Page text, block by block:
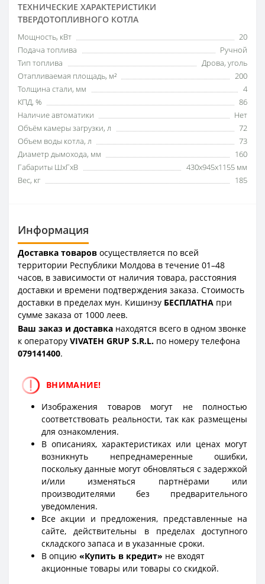
ТЕХНИЧЕСКИЕ ХАРАКТЕРИСТИКИ
ТВЕРДОТОПЛИВНОГО КОТЛА
Мощность, кВт
20
Подача топлива
Ручной
Тип топлива
Дрова, уголь
Отапливаемая площадь, м²
200
Толщина стали, мм
4
КПД, %
86
Наличие автоматики
Нет
Объём камеры загрузки, л
72
Объем воды котла, л
73
Диаметр дымохода, мм
160
Габариты ШхГхВ
430x945x1155 мм
Вес, кг
185
Информация
Доставка товаров осуществляется по всей
территории Республики Молдова в течение 01–48
часов, в зависимости от наличия товара, расстояния
доставки и времени подтверждения заказа. Стоимость
доставки в пределах мун. Кишинэу БЕСПЛАТНА при
сумме заказа от 1000 леев.
Ваш заказ и доставка находятся всего в одном звонке
к оператору VIVATEH GRUP S.R.L. по номеру телефона
079141400.
ВНИМАНИЕ!
Изображения товаров могут не полностью
соответствовать реальности, так как размещены
для ознакомления.
В описаниях, характеристиках или ценах могут
возникнуть непреднамеренные ошибки,
поскольку данные могут обновляться с задержкой
и/или изменяться партнёрами или
производителями без предварительного
уведомления.
Все акции и предложения, представленные на
сайте, действительны в пределах доступного
складского запаса и в указанные сроки.
В опцию «Купить в кредит» не входят
акционные товары или товары со скидкой.